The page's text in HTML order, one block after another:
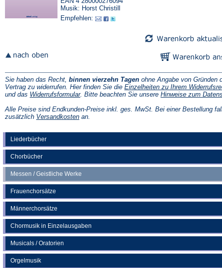
Liederbücher
Chorbücher
Messen / Geistliche Werke
Frauenchorsätze
Männerchorsätze
Chormusik in Einzelausgaben
Musicals / Oratorien
Orgelmusik
Musik: Horst Christill
Empfehlen:
Sie haben das Recht, binnen vierzehn Tagen ohne Angabe von Gründen
Vertrag zu widerrufen. Hier finden Sie die Einzelheiten zu Ihrem
und das Widerrufsformular(Öffnet
einem
neuen
. Bitte beachten Sie unsere Hinweise zum
Alle Preise sind Endkunden-Preise inkl. ges. MwSt. Bei einer Bestellung
zusätzlich Versandkosten(Öffnet
an.